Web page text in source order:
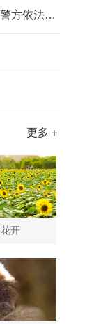
破坏围挡逃票入场 ——“黄牛”被西安警方依法拘留
更多＋
开